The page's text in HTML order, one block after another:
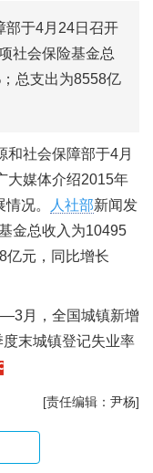
部于4月24日召开
社会保险基金总
总支出为8558亿
和社会保障部于4月
大媒体介绍2015年
况。
人社部新闻发
金总收入为10495
亿元，同比增长
月，全国城镇新增
末城镇登记失业率
[责任编辑：尹杨]